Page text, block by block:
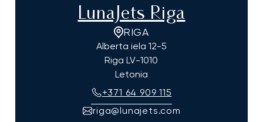
LunaJets Riga
RIGA
Alberta iela 12-5
Riga LV-1010
Letonia
+371 64 909 115
riga@lunajets.com